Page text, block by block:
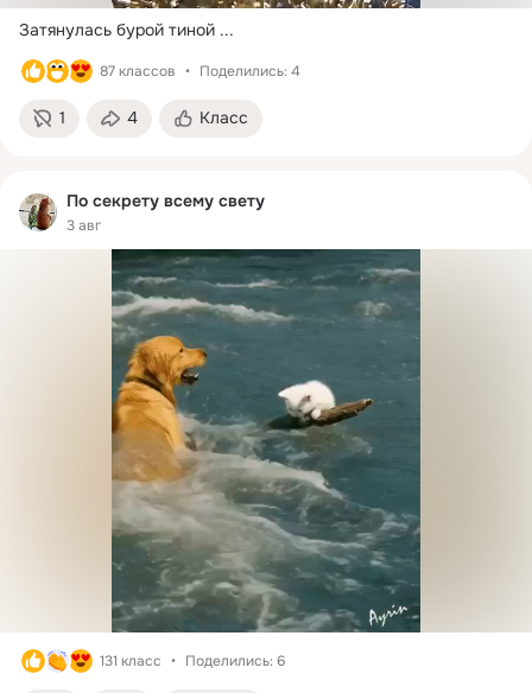
Затянулась бурой тиной ...
87 классов Поделились: 4
1 4 Класс
По секрету всему свету
3 авг
131 класс Поделились: 6